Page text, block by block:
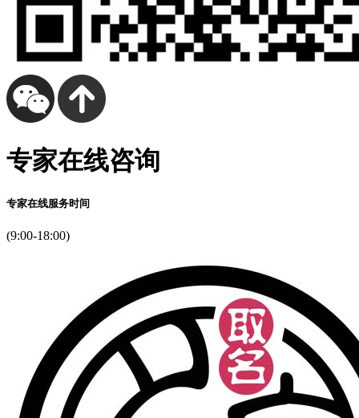
专家在线咨询
专家在线服务时间
(9:00-18:00)